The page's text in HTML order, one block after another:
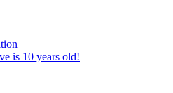
is 10 years old!